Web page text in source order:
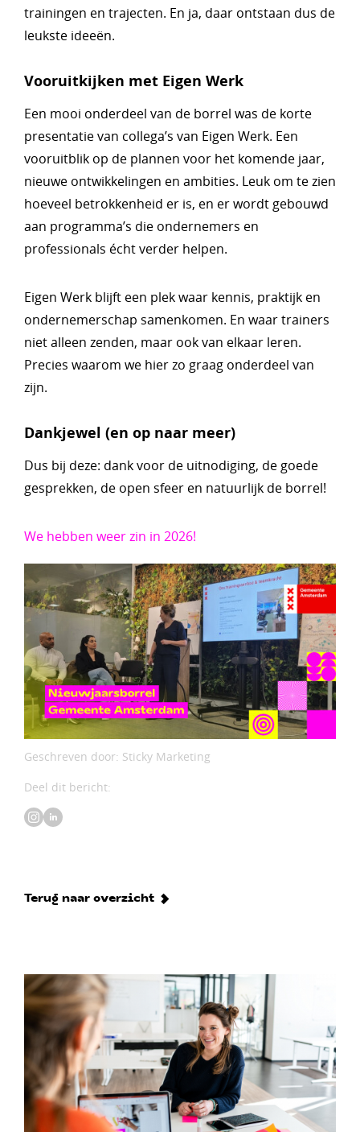
trainingen en trajecten. En ja, daar ontstaan dus de
leukste ideeën.
Vooruitkijken met Eigen Werk
Een mooi onderdeel van de borrel was de korte
presentatie van collega’s van Eigen Werk. Een
vooruitblik op de plannen voor het komende jaar,
nieuwe ontwikkelingen en ambities. Leuk om te zien
hoeveel betrokkenheid er is, en er wordt gebouwd
aan programma’s die ondernemers en
professionals écht verder helpen.
Eigen Werk blijft een plek waar kennis, praktijk en
ondernemerschap samenkomen. En waar trainers
niet alleen zenden, maar ook van elkaar leren.
Precies waarom we hier zo graag onderdeel van
zijn.
Dankjewel (en op naar meer)
Dus bij deze: dank voor de uitnodiging, de goede
gesprekken, de open sfeer en natuurlijk de borrel!
We hebben weer zin in 2026!
Geschreven door: Sticky Marketing
Deel dit bericht:
Terug naar overzicht